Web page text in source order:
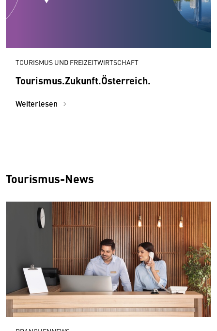
TOURISMUS UND FREIZEITWIRTSCHAFT
Tourismus.­Zukunft.­Österreich.
Weiterlesen
Tourismus-News